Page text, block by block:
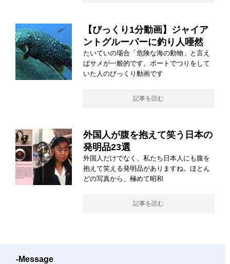
【びっくり1分動画】ジャイア
ントグルーパーに釣り人唖然
たいていの場合「危険な海の動物」と言え
ばサメが一般的です。ボートでつりをして
いた人のびっくり動画です
記事を読む
外国人が腹を抱えて笑う日本の
発明品23選
外国人だけでなく、私たち日本人にも腹を
抱えて笑える発明品がありますね。ほとん
どの写真から、極めて昭和
記事を読む
-Message